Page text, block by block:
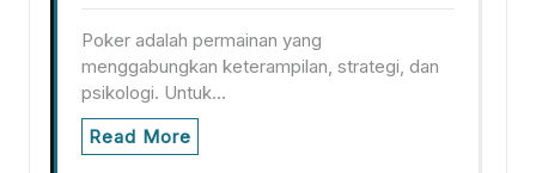
Poker adalah permainan yang
menggabungkan keterampilan, strategi, dan
psikologi. Untuk…
Read More